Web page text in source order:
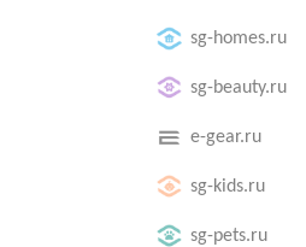
sg-homes.ru
sg-beauty.ru
e-gear.ru
sg-kids.ru
sg-pets.ru